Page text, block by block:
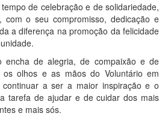
de celebração e de solidariedade,
com o seu compromisso, dedicação e
a diferença na promoção da felicidade
encha de alegria, de compaixão e de
os olhos e as mãos do Voluntário em
a ser a maior inspiração e o
tarefa de ajudar e de cuidar dos mais
e mais sós.